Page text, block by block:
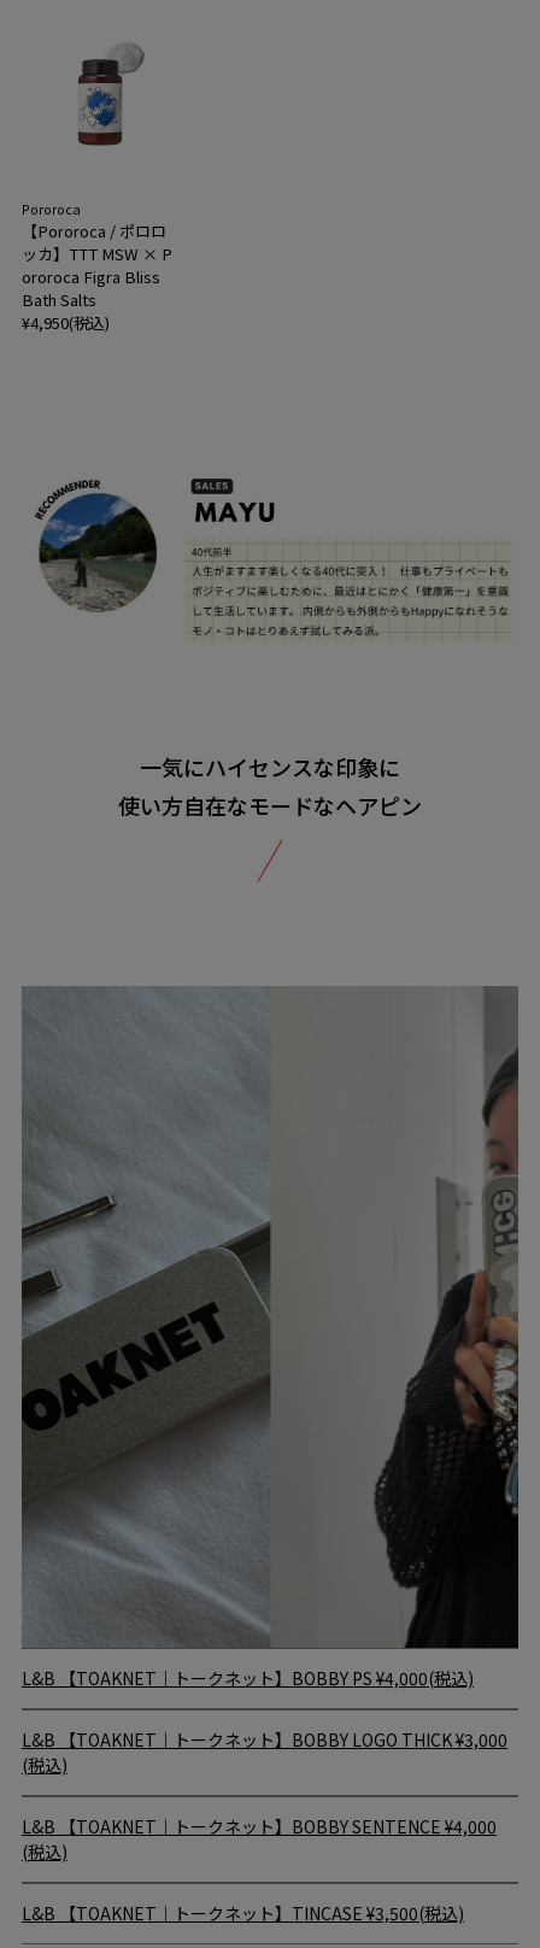
Pororoca
【Pororoca / ポロロ
ッカ】TTT MSW × P
ororoca Figra Bliss
Bath Salts
¥4,950(税込)
一気にハイセンスな印象に
使い方自在なモードなヘアピン
L&B 【TOAKNET｜トークネット】BOBBY PS ¥4,000(税込)
L&B 【TOAKNET｜トークネット】BOBBY LOGO THICK¥3,000
(税込)
L&B 【TOAKNET｜トークネット】BOBBY SENTENCE ¥4,000
(税込)
L&B 【TOAKNET｜トークネット】TINCASE ¥3,500(税込)